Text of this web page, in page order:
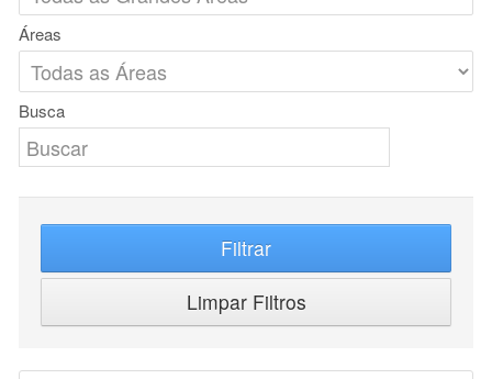
Áreas
Busca
Filtrar
Limpar Filtros